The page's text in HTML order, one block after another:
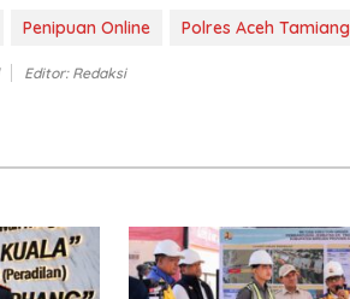
Penipuan Online Polres Aceh Tamiang
Editor: Redaksi